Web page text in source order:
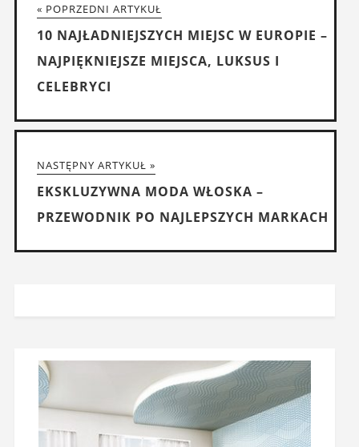
« POPRZEDNI ARTYKUŁ
10 NAJŁADNIEJSZYCH MIEJSC W EUROPIE –
NAJPIĘKNIEJSZE MIEJSCA, LUKSUS I
CELEBRYCI
NASTĘPNY ARTYKUŁ »
EKSKLUZYWNA MODA WŁOSKA –
PRZEWODNIK PO NAJLEPSZYCH MARKACH